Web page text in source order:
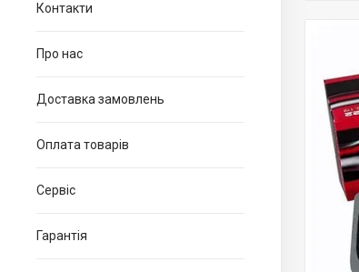
Контакти
Про нас
Доставка замовлень
Оплата товарів
Сервіс
Гарантія